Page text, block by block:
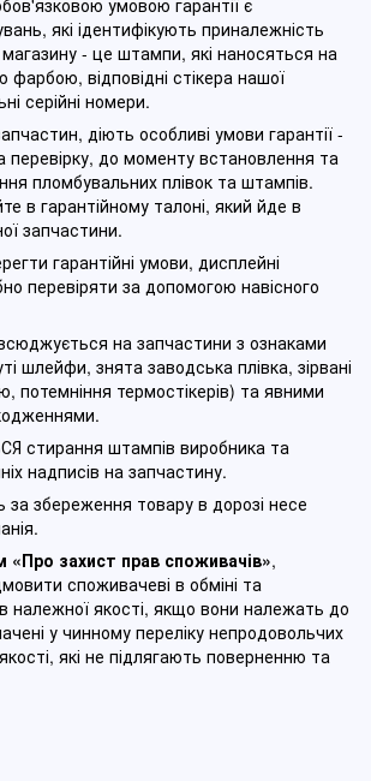
умовою гарантії є
які ідентифікують приналежність
- це штампи, які наносяться на
фарбою, відповідні стікера нашої
серійні номери.
діють особливі умови гарантії -
перевірку, до моменту встановлення та
пломбувальних плівок та штампів.
в гарантійному талоні, який йде в
запчастини.
гарантійні умови, дисплейні
перевіряти за допомогою навісного
на запчастини з ознаками
шлейфи, знята заводська плівка, зірвані
потемніння термостікерів) та явними
стирання штампів виробника та
надписів на запчастину.
за збереження товару в дорозі несе
«Про захист прав споживачів»,
споживачеві в обміні та
належної якості, якщо вони належать до
у чинному переліку непродовольчих
які не підлягають поверненню та